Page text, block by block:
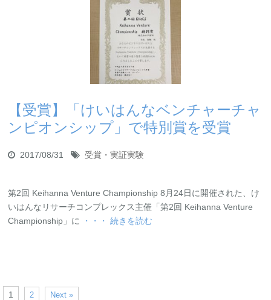
【受賞】「けいはんなベンチャーチャ
ンピオンシップ」で特別賞を受賞
2017/08/31 受賞・実証実験
第2回 Keihanna Venture Championship 8月24日に開催された、け
いはんなリサーチコンプレックス主催「第2回 Keihanna Venture
Championship」に
・・・ 続きを読む
1 2 Next »